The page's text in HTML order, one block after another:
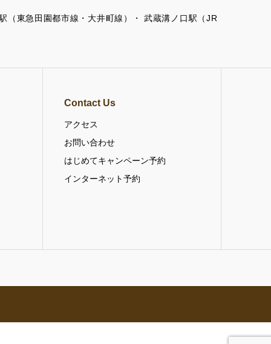
東急田園都市線・大井町線）・ 武蔵溝ノ口駅（JR
Contact Us
アクセス
お問い合わせ
はじめてキャンペーン予約
インターネット予約